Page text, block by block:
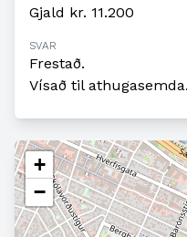
Gjald kr. 11.200
SVAR
Frestað.
Vísað til athugasemda.
+
−